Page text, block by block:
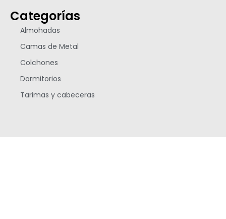
Categorías
Almohadas
Camas de Metal
Colchones
Dormitorios
Tarimas y cabeceras